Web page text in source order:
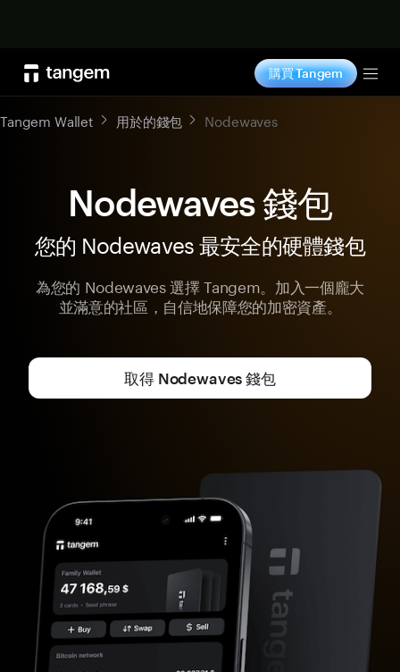
購買 Tangem
Tangem Wallet 用於的錢包 Nodewaves
Nodewaves 錢包
您的 Nodewaves 最安全的硬體錢包
為您的 Nodewaves 選擇 Tangem。加入一個龐大
並滿意的社區，自信地保障您的加密資產。
取得 Nodewaves 錢包